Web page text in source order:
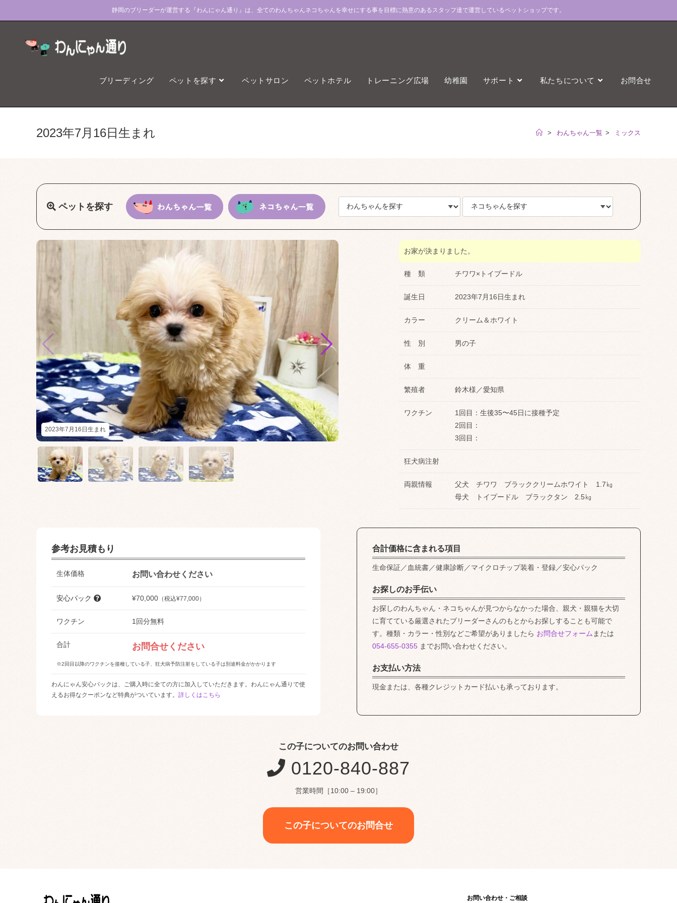
ッ
静岡のブリーダーが運営する『わんにゃん通り』は、全てのわんちゃんネコちゃんを幸せにする事を目標に熱意のあるスタッフ達で運営しているペットショップです。
ブリーディング ペットを探す ペットサロン ペットホテル トレーニング広場 幼稚園 サポート 私たちについて お問合せ
2023年7月16日生まれ > わんちゃん一覧 > ミックス
ペットを探す
2023年7月16日生まれ
お家が決まりました。
種 類 チワワ×トイプードル
誕生日 2023年7月16日生まれ
カラー クリーム＆ホワイト
性 別 男の子
体 重
繁殖者 鈴木様／愛知県
ワクチン
1回目：生後35〜45日に接種予定
2回目：
3回目：
狂犬病注射
両親情報
父犬 チワワ ブラッククリームホワイト 1.7㎏
母犬 トイプードル ブラックタン 2.5㎏
参考お見積もり
生体価格 お問い合わせください
安心パック ¥70,000 （税込¥77,000）
ワクチン 1回分無料
合計 お問合せください
※2回目以降のワクチンを接種している子、狂犬病予防注射をしている子は別途料金がかかります
わんにゃん安心パックは、ご購入時に全ての方に加入していただきます。わんにゃん通りで使
えるお得なクーポンなど特典がついています。 詳しくはこちら
合計価格に含まれる項目
生命保証／血統書／健康診断／マイクロチップ装着・登録／安心パック
お探しのお手伝い
お探しのわんちゃん・ネコちゃんが見つからなかった場合、親犬・親猫を大切
に育てている厳選されたブリーダーさんのもとからお探しすることも可能で
す。種類・カラー・性別などご希望がありましたら お問合せフォーム または
054-655-0355 までお問い合わせください。
お支払い方法
現金または、各種クレジットカード払いも承っております。
この子についてのお問い合わせ
0120-840-887
営業時間［10:00 – 19:00］
この子についてのお問合せ
お問い合わせ・ご相談